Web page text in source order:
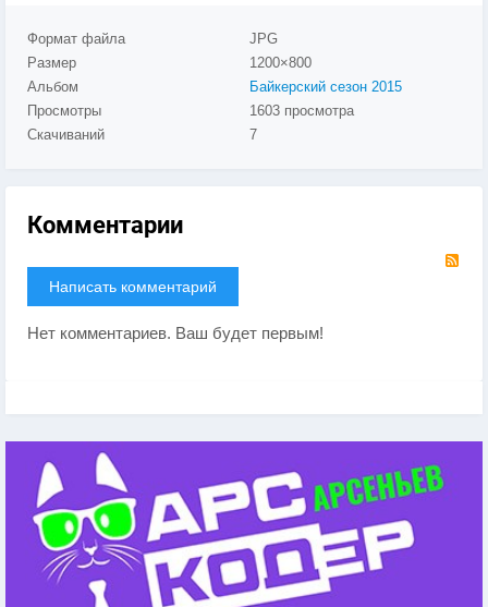
Формат файла
JPG
Размер
1200×800
Альбом
Байкерский сезон 2015
Просмотры
1603 просмотра
Скачиваний
7
Комментарии
Написать комментарий
Нет комментариев. Ваш будет первым!